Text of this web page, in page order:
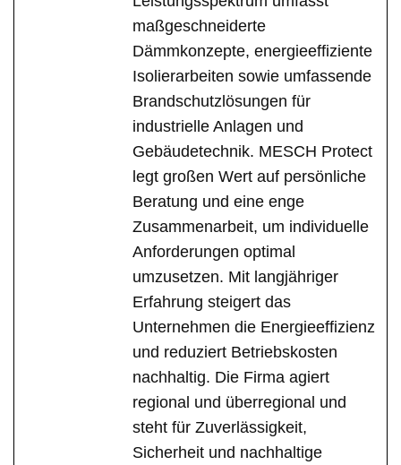
maßgeschneiderte
Dämmkonzepte, energieeffiziente
Isolierarbeiten sowie umfassende
Brandschutzlösungen für
industrielle Anlagen und
Gebäudetechnik. MESCH Protect
legt großen Wert auf persönliche
Beratung und eine enge
Zusammenarbeit, um individuelle
Anforderungen optimal
umzusetzen. Mit langjähriger
Erfahrung steigert das
Unternehmen die Energieeffizienz
und reduziert Betriebskosten
nachhaltig. Die Firma agiert
regional und überregional und
steht für Zuverlässigkeit,
Sicherheit und nachhaltige